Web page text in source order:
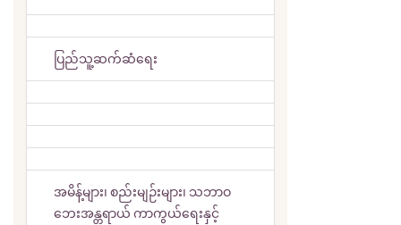
ပြည်သူ့ဆက်ဆံရေး
အမိန့်များ၊ စည်းမျဉ်းများ၊ သဘာဝ
ဘေးအန္တရာယ် ကာကွယ်ရေးနှင့်